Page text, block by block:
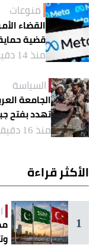
منوعات
قضية
منذ 14 دقيقة
السياسة
الجامعة
تهدد بفتح
منذ 16 دقيقة
الأكثر قراءة
1